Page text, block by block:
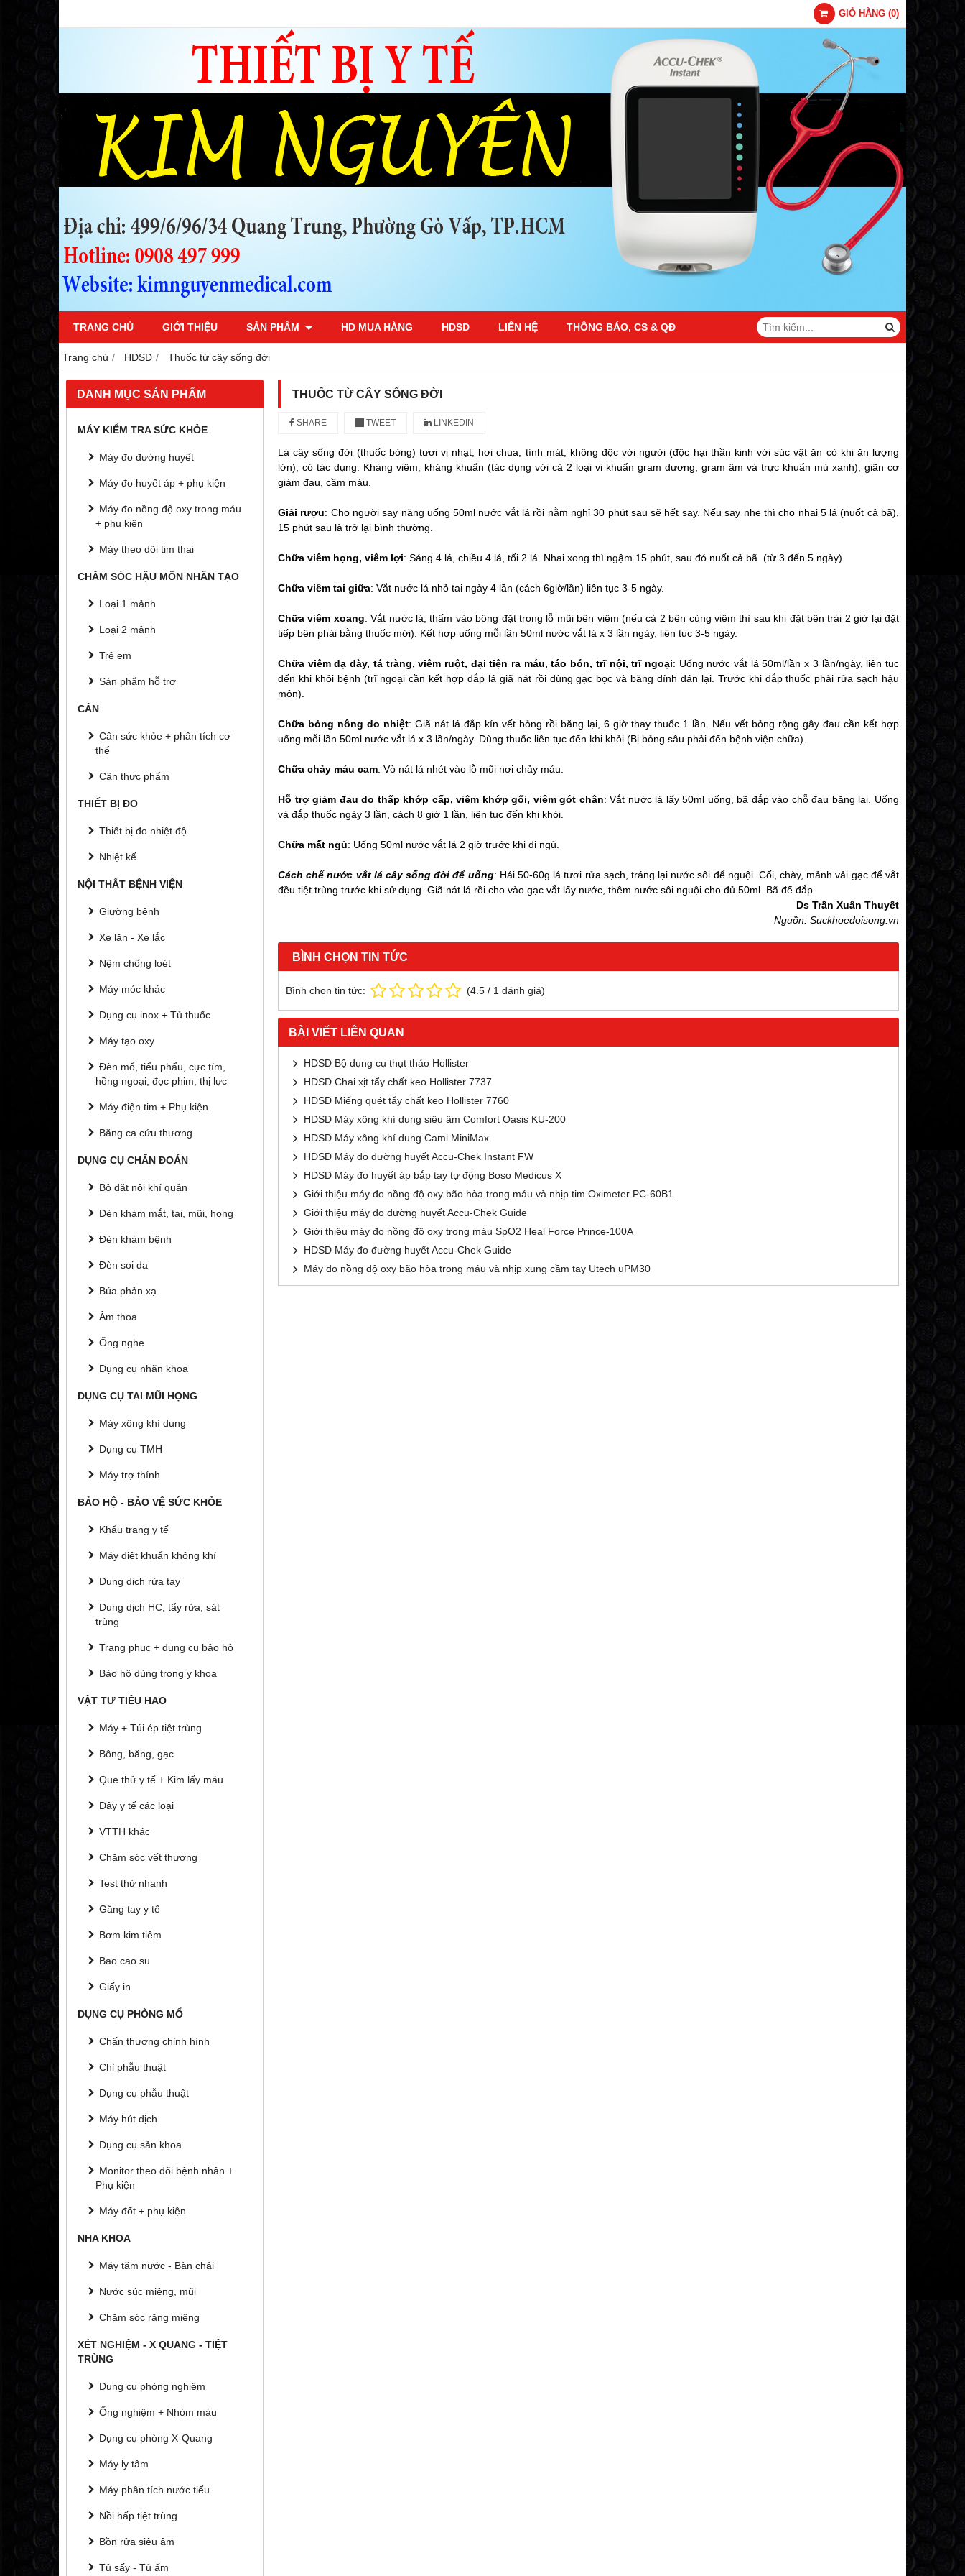
GIỎ HÀNG (0)
TRANG CHỦ GIỚI THIỆU SẢN PHẨM HD MUA HÀNG HDSD LIÊN HỆ THÔNG BÁO, CS & QĐ
Trang chủ HDSD Thuốc từ cây sống đời
DANH MỤC SẢN PHẨM
MÁY KIỂM TRA SỨC KHỎE
Máy đo đường huyết
Máy đo huyết áp + phụ kiện
Máy đo nồng độ oxy trong máu
+ phụ kiện
Máy theo dõi tim thai
CHĂM SÓC HẬU MÔN NHÂN TẠO
Loại 1 mảnh
Loại 2 mảnh
Trẻ em
Sản phẩm hỗ trợ
CÂN
Cân sức khỏe + phân tích cơ
thể
Cân thực phẩm
THIẾT BỊ ĐO
Thiết bị đo nhiệt độ
Nhiệt kế
NỘI THẤT BỆNH VIỆN
Giường bệnh
Xe lăn - Xe lắc
Nệm chống loét
Máy móc khác
Dụng cụ inox + Tủ thuốc
Máy tạo oxy
Đèn mổ, tiểu phẩu, cực tím,
hồng ngoại, đọc phim, thị lực
Máy điện tim + Phụ kiện
Băng ca cứu thương
DỤNG CỤ CHẨN ĐOÁN
Bộ đặt nội khí quản
Đèn khám mắt, tai, mũi, họng
Đèn khám bệnh
Đèn soi da
Búa phản xạ
Âm thoa
Ống nghe
Dụng cụ nhãn khoa
DỤNG CỤ TAI MŨI HỌNG
Máy xông khí dung
Dụng cụ TMH
Máy trợ thính
BẢO HỘ - BẢO VỆ SỨC KHỎE
Khẩu trang y tế
Máy diệt khuẩn không khí
Dung dịch rửa tay
Dung dịch HC, tẩy rửa, sát
trùng
Trang phục + dụng cụ bảo hộ
Bảo hộ dùng trong y khoa
VẬT TƯ TIÊU HAO
Máy + Túi ép tiệt trùng
Bông, băng, gạc
Que thử y tế + Kim lấy máu
Dây y tế các loại
VTTH khác
Chăm sóc vết thương
Test thử nhanh
Găng tay y tế
Bơm kim tiêm
Bao cao su
Giấy in
DỤNG CỤ PHÒNG MỔ
Chấn thương chỉnh hình
Chỉ phẫu thuật
Dụng cụ phẫu thuật
Máy hút dịch
Dụng cụ sản khoa
Monitor theo dõi bệnh nhân +
Phụ kiện
Máy đốt + phụ kiện
NHA KHOA
Máy tăm nước - Bàn chải
Nước súc miệng, mũi
Chăm sóc răng miệng
XÉT NGHIỆM - X QUANG - TIỆT
TRÙNG
Dụng cụ phòng nghiệm
Ống nghiệm + Nhóm máu
Dụng cụ phòng X-Quang
Máy ly tâm
Máy phân tích nước tiểu
Nồi hấp tiệt trùng
Bồn rửa siêu âm
Tủ sấy - Tủ ấm
THUỐC TỪ CÂY SỐNG ĐỜI
SHARE TWEET LINKEDIN
Lá cây sống đời (thuốc bỏng) tươi vị nhạt, hơi chua, tính mát; không độc với người (độc hại thần kinh với súc vật ăn cỏ khi ăn lượng
lớn), có tác dụng: Kháng viêm, kháng khuẩn (tác dụng với cả 2 loại vi khuẩn gram dương, gram âm và trực khuẩn mủ xanh), giãn cơ
giảm đau, cầm máu.
Giải rượu: Cho người say nặng uống 50ml nước vắt lá rồi nằm nghỉ 30 phút sau sẽ hết say. Nếu say nhẹ thì cho nhai 5 lá (nuốt cả bã),
15 phút sau là trở lại bình thường.
Chữa viêm họng, viêm lợi: Sáng 4 lá, chiều 4 lá, tối 2 lá. Nhai xong thì ngậm 15 phút, sau đó nuốt cả bã (từ 3 đến 5 ngày).
Chữa viêm tai giữa: Vắt nước lá nhỏ tai ngày 4 lần (cách 6giờ/lần) liên tục 3-5 ngày.
Chữa viêm xoang: Vắt nước lá, thấm vào bông đặt trong lỗ mũi bên viêm (nếu cả 2 bên cùng viêm thì sau khi đặt bên trái 2 giờ lại đặt
tiếp bên phải bằng thuốc mới). Kết hợp uống mỗi lần 50ml nước vắt lá x 3 lần ngày, liên tục 3-5 ngày.
Chữa viêm dạ dày, tá tràng, viêm ruột, đại tiện ra máu, táo bón, trĩ nội, trĩ ngoại: Uống nước vắt lá 50ml/lần x 3 lần/ngày, liên tục
đến khi khỏi bệnh (trĩ ngoại cần kết hợp đắp lá giã nát rồi dùng gạc bọc và băng dính dán lại. Trước khi đắp thuốc phải rửa sạch hậu
môn).
Chữa bỏng nông do nhiệt: Giã nát lá đắp kín vết bỏng rồi băng lại, 6 giờ thay thuốc 1 lần. Nếu vết bỏng rộng gây đau cần kết hợp
uống mỗi lần 50ml nước vắt lá x 3 lần/ngày. Dùng thuốc liên tục đến khi khỏi (Bị bỏng sâu phải đến bệnh viện chữa).
Chữa chảy máu cam: Vò nát lá nhét vào lỗ mũi nơi chảy máu.
Hỗ trợ giảm đau do thấp khớp cấp, viêm khớp gối, viêm gót chân: Vắt nước lá lấy 50ml uống, bã đắp vào chỗ đau băng lại. Uống
và đắp thuốc ngày 3 lần, cách 8 giờ 1 lần, liên tục đến khi khỏi.
Chữa mất ngủ: Uống 50ml nước vắt lá 2 giờ trước khi đi ngủ.
Cách chế nước vắt lá cây sống đời để uống: Hái 50-60g lá tươi rửa sạch, tráng lại nước sôi để nguội. Cối, chày, mảnh vải gạc để vắt
đều tiệt trùng trước khi sử dụng. Giã nát lá rồi cho vào gạc vắt lấy nước, thêm nước sôi nguội cho đủ 50ml. Bã để đắp.
Ds Trần Xuân Thuyết
Nguồn: Suckhoedoisong.vn
BÌNH CHỌN TIN TỨC
Bình chọn tin tức: (4.5 / 1 đánh giá)
BÀI VIẾT LIÊN QUAN
HDSD Bộ dụng cụ thụt tháo Hollister
HDSD Chai xịt tẩy chất keo Hollister 7737
HDSD Miếng quét tẩy chất keo Hollister 7760
HDSD Máy xông khí dung siêu âm Comfort Oasis KU-200
HDSD Máy xông khí dung Cami MiniMax
HDSD Máy đo đường huyết Accu-Chek Instant FW
HDSD Máy đo huyết áp bắp tay tự động Boso Medicus X
Giới thiệu máy đo nồng độ oxy bão hòa trong máu và nhịp tim Oximeter PC-60B1
Giới thiệu máy đo đường huyết Accu-Chek Guide
Giới thiệu máy đo nồng độ oxy trong máu SpO2 Heal Force Prince-100A
HDSD Máy đo đường huyết Accu-Chek Guide
Máy đo nồng độ oxy bão hòa trong máu và nhịp xung cầm tay Utech uPM30